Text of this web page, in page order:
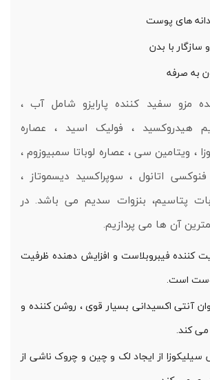
های پوست
سازگار با بدن
به صرفه
مزو سفید کننده پارایزو شامل آب ،
هیدروکسید ، فولیک اسید ، عصاره
، ویتامین سی ، عصاره لوباتا سمبیوزوم ،
اتانول ، سوپراکسید دیسموتاز ،
پتاسیم، بنزوات سدیم می باشد. در
آن ها می پردازیم.
کننده فیبروبلاست و افزایش دهنده ظرفیت
است.
آنتی اکسیدانی بسیار قوی ، روشن کننده و
کند.
سیلیکوزا از ایجاد لک و چین و چروک ناشی از